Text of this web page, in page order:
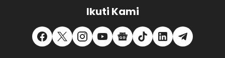
Ikuti Kami